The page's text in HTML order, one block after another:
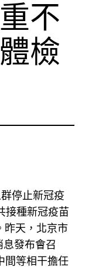
不
檢
停止新冠疫
接種新冠疫苗
昨天，北京市
發布會召
間等相干擔任